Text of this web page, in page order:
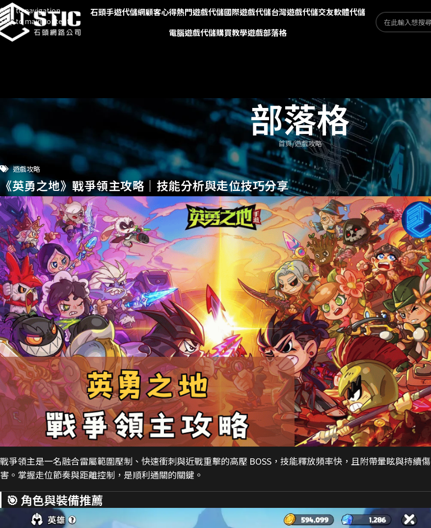
Skip to navigation
Skip to main content
石頭手遊代儲網顧客心得熱門遊戲代儲國際遊戲代儲台灣遊戲代儲交友軟體代儲
電腦遊戲代儲購買教學遊戲部落格
部落格
首頁 遊戲攻略
遊戲攻略
《英勇之地》戰爭領主攻略｜技能分析與走位技巧分享
戰爭領主是一名融合雷屬範圍壓制、快速衝刺與近戰重擊的高壓 BOSS，技能釋放頻率快，且附帶暈眩與持續傷
害。掌握走位節奏與距離控制，是順利通關的關鍵。
🎯 角色與裝備推薦